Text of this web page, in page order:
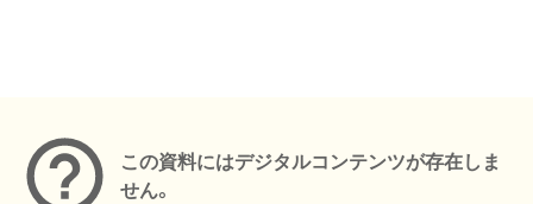
この資料にはデジタルコンテンツが存在しま
せん。